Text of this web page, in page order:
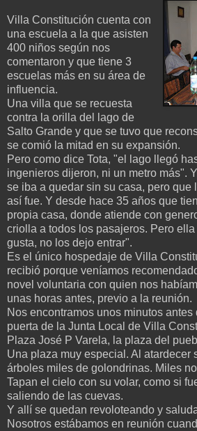
Villa Constitución cuenta con
una escuela a la que asisten
400 niños según nos
comentaron y que tiene 3
escuelas más en su área de
influencia.
Una villa que se recuesta
contra la orilla del lago de
Salto Grande y que se tuvo que
se comió la mitad en su expansión.
Pero como dice Tota, "el lago llegó
ingenieros dijeron, ni un metro más".
se iba a quedar sin su casa, pero que
así fue. Y desde hace 35 años que
propia casa, donde atiende con
criolla a todos los pasajeros. Pero
gusta, no los dejo entrar".
Es el único hospedaje de Villa
recibió porque veníamos
novel voluntaria con quien nos
unas horas antes, previo a la reunión.
Nos encontramos unos minutos
puerta de la Junta Local de Villa
Plaza José P Varela, la plaza del
Una plaza muy especial. Al atardecer
árboles miles de golondrinas. Miles
Tapan el cielo con su volar, como si
saliendo de las cuevas.
Y allí se quedan revoloteando y
Nosotros estábamos en reunión